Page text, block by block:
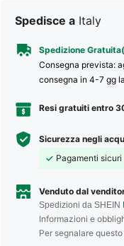
Spedisce a Italy
Spedizione
Consegna prevista:
consegna in 4-7 gg
Resi gratuiti entro
Sicurezza negli
Pagamenti sicuri
Venduto dal
Spedizioni da SHEIN
Informazioni e
Per segnalare